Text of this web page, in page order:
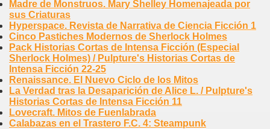
Madre de Monstruos. Mary Shelley Homenajeada por
sus Criaturas
Hyperspace. Revista de Narrativa de Ciencia Ficción 1
Cinco Pastiches Modernos de Sherlock Holmes
Pack Historias Cortas de Intensa Ficción (Especial
Sherlock Holmes) / Pulpture's Historias Cortas de
Intensa Ficción 22-25
Renaissance. El Nuevo Ciclo de los Mitos
La Verdad tras la Desaparición de Alice L. / Pulpture's
Historias Cortas de Intensa Ficción 11
Lovecraft. Mitos de Fuenlabrada
Calabazas en el Trastero F.C. 4: Steampunk